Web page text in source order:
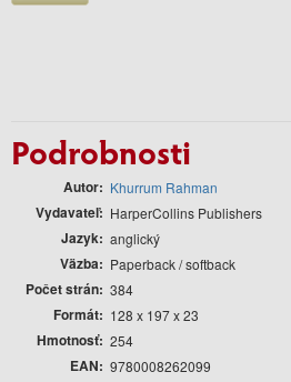
Podrobnosti
Autor Khurrum Rahman
Vydavateľ HarperCollins Publishers
Jazyk anglický
Väzba Paperback / softback
Počet strán 384
Formát 128 x 197 x 23
Hmotnosť 254
EAN 9780008262099